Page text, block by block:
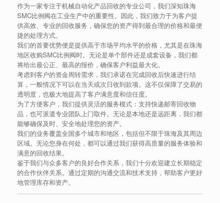
作为一家专注于机械自动化产品回收的专业公司，我们深知珠海
SMC比例阀在工业生产中的重要性。因此，我们致力于为客户提
供高效、专业的回收服务，确保您的资产得到最合理的价格和最便
捷的处理方式。
我们的首要优势便是提供高于市场平均水平的价格，尤其是在珠海
地区收购SMC比例阀时。无论是单个部件还是成套设备，我们都
将给出最公正、最高的报价，确保客户利益最大化。
考虑到客户的资金周转需求，我们承诺在完成回收后快速进行结
算，一般情况下可以在当天或次日收到款项。这不仅保障了交易的
透明度，也极大地提高了客户满意度和信任度。
为了方便客户，我们提供灵活的服务模式：支持快递邮寄回收物
品，也可派遣专业团队上门取件。无论是本地还是远距离，我们都
能够确保及时、安全地处理您的资产。
我们的业务覆盖全国多个城市和地区，包括但不限于珠海及其周边
区域。无论您身在何处，都可以通过我们获得高质量的服务体验和
满意的回收结果。
鉴于我们与众多客户的良好合作关系，我们十分欢迎建立长期稳定
的合作伙伴关系。通过定期的沟通交流和技术支持，帮助客户更好
地管理库存和资产。